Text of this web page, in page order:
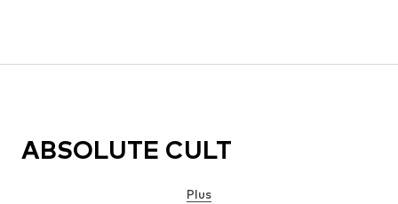
ABSOLUTE CULT
Plus